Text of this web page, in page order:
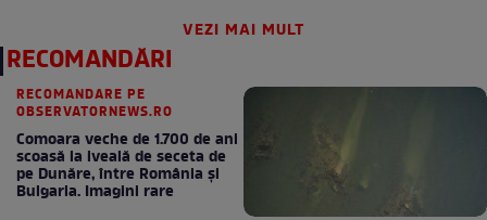
VEZI MAI MULT
RECOMANDĂRI
RECOMANDARE PE
OBSERVATORNEWS.RO
Comoara veche de 1.700 de ani
scoasă la iveală de seceta de
pe Dunăre, între România şi
Bulgaria. Imagini rare